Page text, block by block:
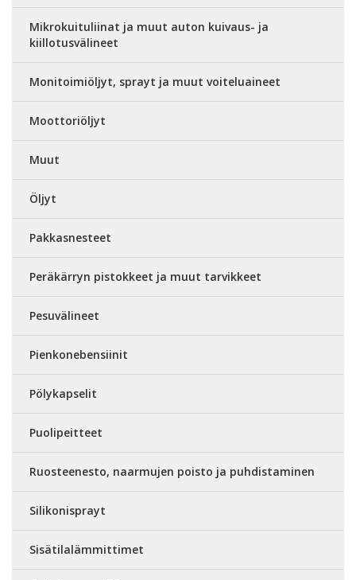
Mikrokuituliinat ja muut auton kuivaus- ja
kiillotusvälineet
Monitoimiöljyt, sprayt ja muut voiteluaineet
Moottoriöljyt
Muut
Öljyt
Pakkasnesteet
Peräkärryn pistokkeet ja muut tarvikkeet
Pesuvälineet
Pienkonebensiinit
Pölykapselit
Puolipeitteet
Ruosteenesto, naarmujen poisto ja puhdistaminen
Silikonisprayt
Sisätilalämmittimet